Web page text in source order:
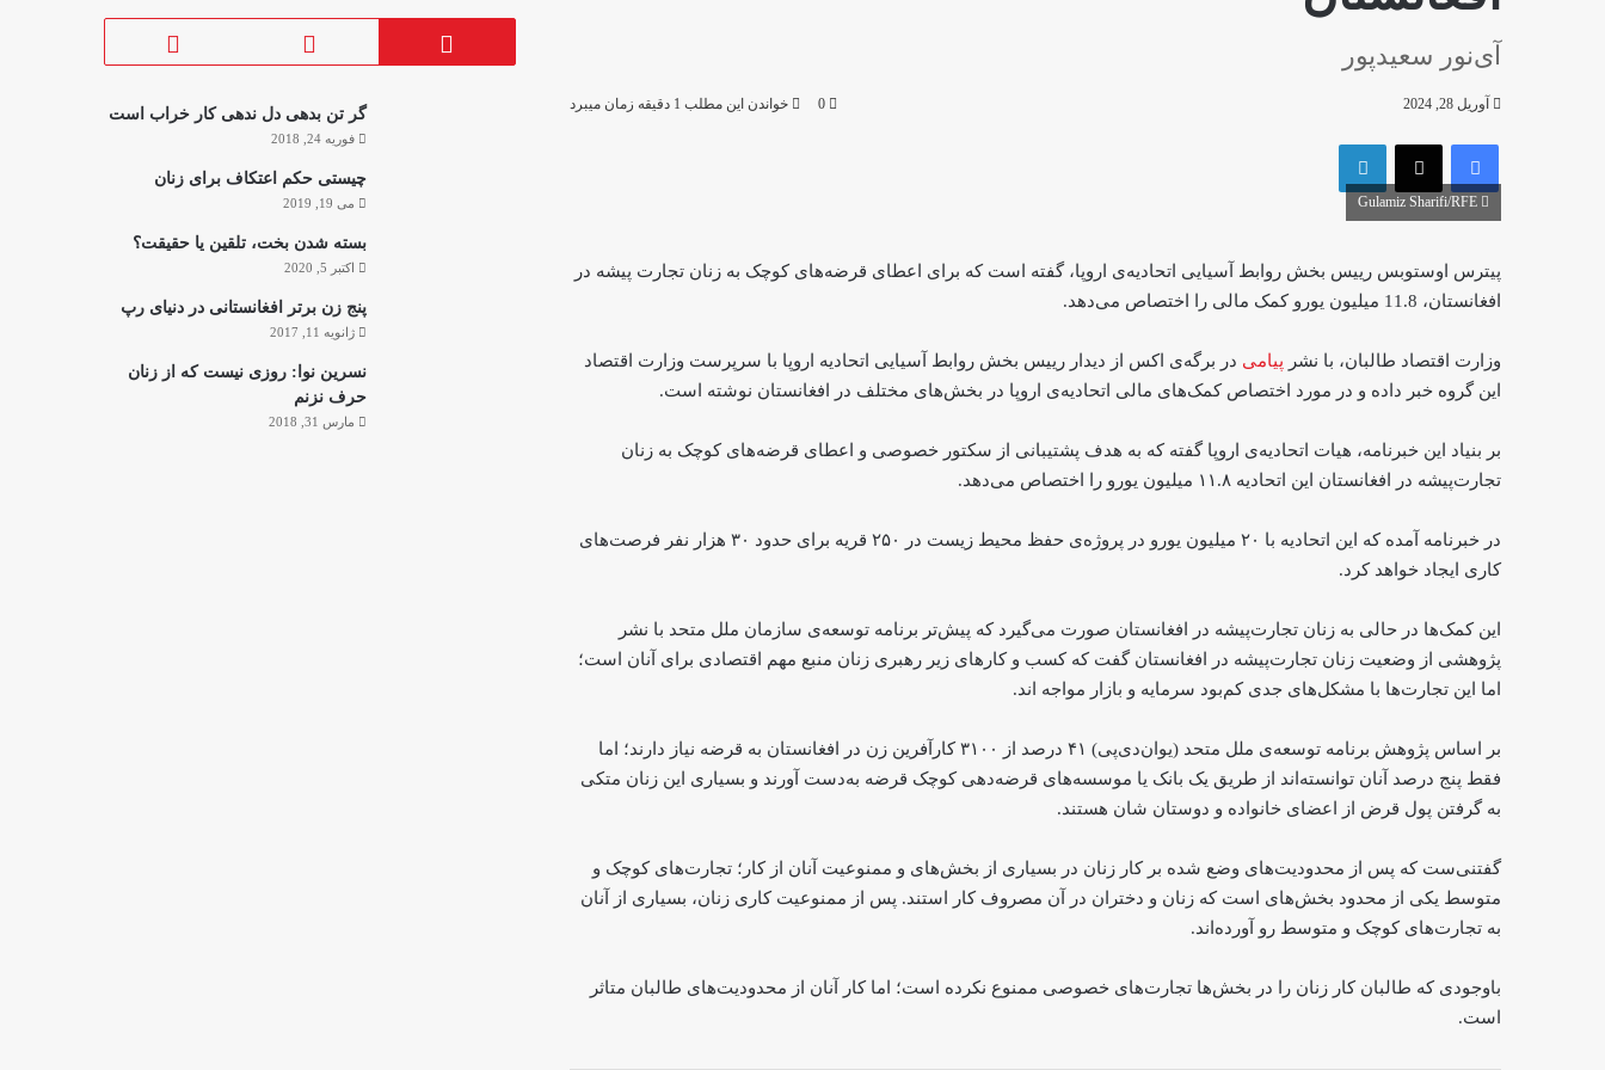
آی‌نور سعیدپور
آوریل 28, 2024 0 خواندن این مطلب 1 دقیقه زمان میبرد
فیس بوک X لینکدین
پیترس اوستوبس رییس بخش روابط آسیایی اتحادیه‌ی اروپا، گفته است که برای اعطای قرضه‌های کوچک به زنان تجارت پیشه در
افغانستان، 11.8 میلیون یورو کمک مالی را اختصاص می‌دهد.
وزارت اقتصاد طالبان، با نشر پیامی در برگه‌ی اکس از دیدار رییس بخش روابط آسیایی اتحادیه اروپا با سرپرست وزارت اقتصاد
این گروه خبر داده و در مورد اختصاص کمک‌های مالی اتحادیه‌ی اروپا در بخش‌های مختلف در افغانستان نوشته است.
بر بنیاد این خبرنامه‌، هیات اتحادیه‌ی اروپا گفته‌ که به هدف پشتیبانی از سکتور خصوصی و اعطای قرضه‌های کوچک به زنان
تجارت‌پیشه در افغانستان این اتحادیه ۱۱.۸ میلیون یورو را اختصاص می‌دهد.
در خبرنامه آمده که این اتحادیه با ۲۰ میلیون یورو در پروژه‌ی حفظ محیط زیست در ۲۵۰ قریه برای حدود ۳۰ هزار نفر فرصت‌های
کاری ایجاد خواهد کرد.
این کمک‌ها در حالی به زنان تجارت‌پیشه در افغانستان صورت می‌گیرد که پیش‌تر برنامه توسعه‌ی سازمان ملل متحد با نشر
پژوهشی از وضعیت زنان تجارت‌پیشه در افغانستان گفت که کسب و کارهای زیر رهبری زنان منبع مهم اقتصادی برای آنان است؛
اما این تجارت‌ها با مشکل‌های جدی کم‌بود سرمایه و بازار مواجه اند.
بر اساس پژوهش برنامه توسعه‌ی ملل متحد (یوان‌دی‌پی) ۴۱ درصد از ۳۱۰۰ کارآفرین زن در افغانستان به قرضه نیاز دارند؛ اما
فقط پنج درصد آنان توانسته‌اند از طریق یک بانک یا موسسه‌های قرضه‌دهی کوچک قرضه به‌دست آورند و بسیاری این زنان متکی
به گرفتن پول قرض از اعضای خانواده و دوستان شان هستند.
گفتنی‌ست که پس از محدودیت‌های وضع شده بر کار زنان در بسیاری از بخش‌های و ممنوعیت آنان از کار؛ تجارت‌های کوچک و
متوسط یکی از محدود بخش‌های است که زنان و دختران در آن مصروف کار استند. پس از ممنوعیت کاری زنان، بسیاری از آنان
به تجارت‌های کوچک و متوسط رو آورده‌اند.
باوجودی که طالبان کار زنان را در بخش‌ها تجارت‌های خصوصی ممنوع نکرده است؛ اما کار آنان از محدودیت‌های طالبان متاثر
است.
روایت فریبا از مقاومت با نقاشی دیجیتال
گر تن بدهی دل ندهی کار خراب است
فوریه 24, 2018
چیستی حکم اعتکاف برای زنان
می 19, 2019
بسته شدن بخت، تلقین یا حقیقت؟
اکتبر 5, 2020
پنج زن برتر افغانستانی در دنیای رپ
ژانویه 11, 2017
نسرین نوا: روزی نیست که از زنان
حرف نزنم
مارس 31, 2018